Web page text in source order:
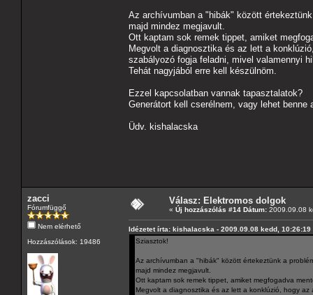
Az archívumban a "hibák" között
majd mindez megjavult.
Ott kaptam sok remek tippet, amiket
Megvolt a diagnosztika és az lett a
szabályozó fogja feladni, mivel valamennyi
Tehát nagyjából erre kell készülnöm.
Ezzel kapcsolatban vannak tapasztalatok?
Generátort kell cserélnem, vagy lehet
Üdv. kishalacska
zacci
Fórumfüggő
Nem elérhető
Hozzászólások: 19486
Válasz: Elektromos dolgok
« Új hozzászólás #14 Dátum: 2009.09.08
Idézetet írta: kishalacska - 2009.09.08 kedd, 10:26:19
Sziasztok!
Az archívumban a "hibák" között értekeztünk a
majd mindez megjavult.
Ott kaptam sok remek tippet, amiket megfogadva
Megvolt a diagnosztika és az lett a konklúzió, hogy